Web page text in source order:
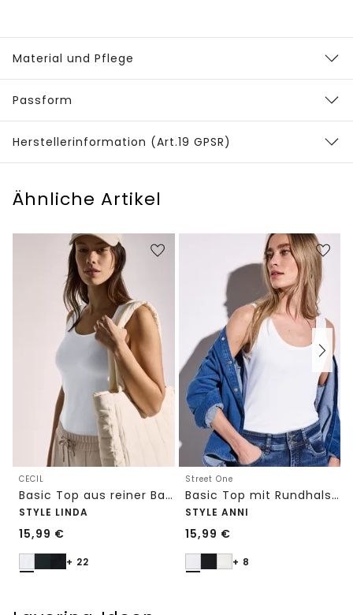
Material und Pflege
Passform
Herstellerinformation (Art.19 GPSR)
Ähnliche Artikel
CECIL
Basic Top aus reiner Baumwolle
STYLE LINDA
15,99 €
+ 22
Street One
Basic Top mit Rundhals in Unifarbe
STYLE ANNI
15,99 €
+ 8